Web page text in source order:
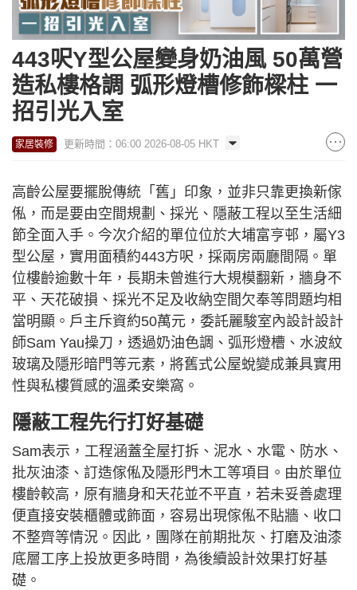
443呎Y型公屋變身奶油風 50萬營
造私樓格調 弧形燈槽修飾樑柱 一
招引光入室
家居裝修 更新時間：06:00 2026-08-05 HKT
高齡公屋要擺脫傳統「舊」印象，並非只靠更換新傢
俬，而是要由空間規劃、採光、隱蔽工程以至生活細
節全面入手。今次介紹的單位位於大埔富亨邨，屬Y3
型公屋，實用面積約443方呎，採兩房兩廳間隔。單
位樓齡逾數十年，長期未曾進行大規模翻新，牆身不
平、天花破損、採光不足及收納空間欠奉等問題均相
當明顯。戶主斥資約50萬元，委託麗駿室內設計設計
師Sam Yau操刀，透過奶油色調、弧形燈槽、水波紋
玻璃及隱形暗門等元素，將舊式公屋蛻變成兼具實用
性與私樓質感的溫柔安樂窩。
隱蔽工程先行打好基礎
Sam表示，工程涵蓋全屋打拆、泥水、水電、防水、
批灰油漆、訂造傢俬及隱形門木工等項目。由於單位
樓齡較高，原有牆身和天花並不平直，若未妥善處理
便直接安裝櫃體或飾面，容易出現傢俬不貼牆、收口
不整齊等情況。因此，團隊在前期批灰、打磨及油漆
底層工序上投放更多時間，為後續設計效果打好基
礎。